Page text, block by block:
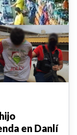
en Danlí